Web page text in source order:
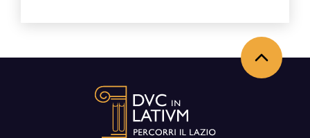
Torna in alto